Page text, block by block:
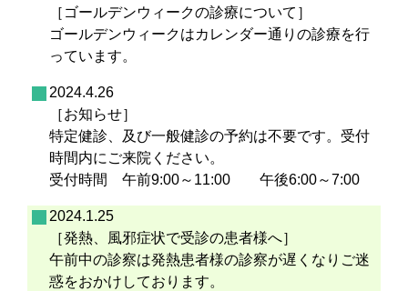
［ゴールデンウィークの診療について］
ゴールデンウィークはカレンダー通りの診療を行
っています。
2024.4.26
［お知らせ］
特定健診、及び一般健診の予約は不要です。受付
時間内にご来院ください。
受付時間 午前9:00～11:00 午後6:00～7:00
2024.1.25
［発熱、風邪症状で受診の患者様へ］
午前中の診察は発熱患者様の診察が遅くなりご迷
惑をおかけしております。